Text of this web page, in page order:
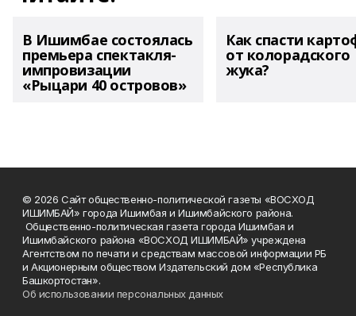
В Ишимбае состоялась
премьера спектакля-
импровизации
«Рыцари 40 островов»
Как спасти
от колорадского
жука?
© 2026 Сайт общественно-политической газеты «ВОСХОД
ИШИМБАЙ» города Ишимбая и Ишимбайского района.
Общественно-политическая газета города Ишимбая и
Ишимбайского района «ВОСХОД ИШИМБАЙ» учреждена
Агентством по печати и средствам массовой информации РБ
и Акционерным обществом Издательский дом «Республика
Башкортостан».
Об использовании персональных данных